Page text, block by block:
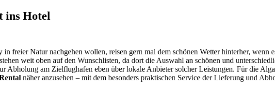
ins Hotel
freier Natur nachgehen wollen, reisen gern mal dem schönen Wetter hinterher,
stehen weit oben auf den Wunschlisten, da dort die Auswahl an schönen und
Abholung am Zielflughafen eben über lokale Anbieter solcher Leistungen. Für die
näher anzusehen – mit dem besonders praktischen Service der Lieferung und